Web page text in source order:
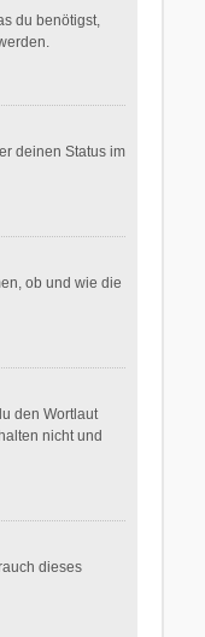
du benötigst,
deinen Status im
ob und wie die
den Wortlaut
nicht und
dieses